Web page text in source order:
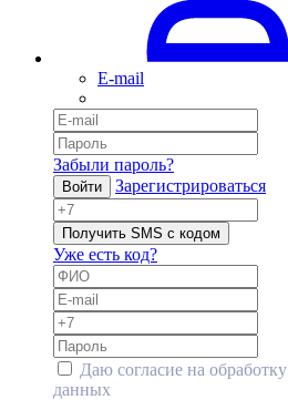
E-mail
Забыли пароль?
Войти Зарегистрироваться
Получить SMS с кодом
Уже есть код?
Даю согласие на обработку
данных